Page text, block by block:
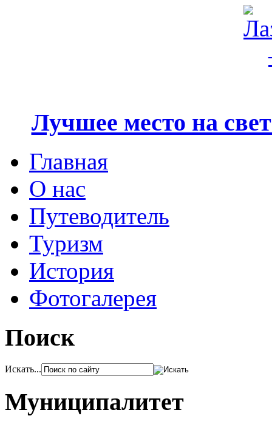
Лучшее место на
Главная
О нас
Путеводитель
Туризм
История
Фотогалерея
Поиск
Искать...
Муниципалитет